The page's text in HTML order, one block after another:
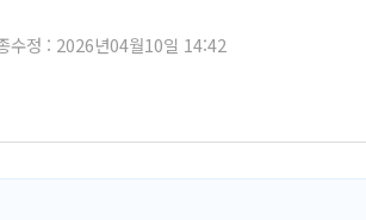
수정 : 2026년04월10일 14:42